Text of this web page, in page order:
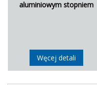
aluminiowym stopniem
Węcej detali